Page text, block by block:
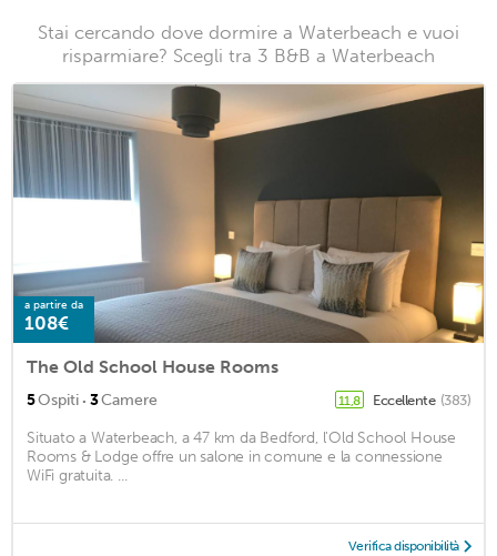
Stai cercando dove dormire a Waterbeach e vuoi
risparmiare? Scegli tra 3 B&B a Waterbeach
a partire da
108€
The Old School House Rooms
5Ospiti · 3Camere 11,8 Eccellente (383)
Situato a Waterbeach, a 47 km da Bedford, l'Old School House
Rooms & Lodge offre un salone in comune e la connessione
WiFi gratuita. ...
Verifica disponibilità